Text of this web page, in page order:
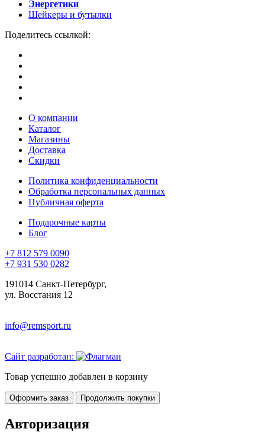
Энергетики
Шейкеры и бутылки
Поделитесь ссылкой:
О компании
Каталог
Магазины
Доставка
Скидки
Политика конфиденциальности
Обработка персональных данных
Публичная оферта
Подарочные карты
Блог
+7 812 579 0090
+7 931 530 0282
191014 Санкт-Петербург,
ул. Восстания 12
info@remsport.ru
Сайт разработан:
Товар успешно добавлен в корзину
Оформить заказ Продолжить покупки
Авторизация